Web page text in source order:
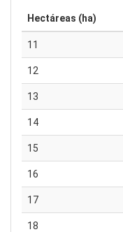
Hectáreas (ha)
11
12
13
14
15
16
17
18